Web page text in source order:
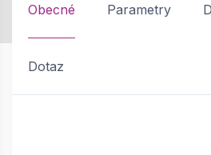
Obecné Parametry
Dotaz